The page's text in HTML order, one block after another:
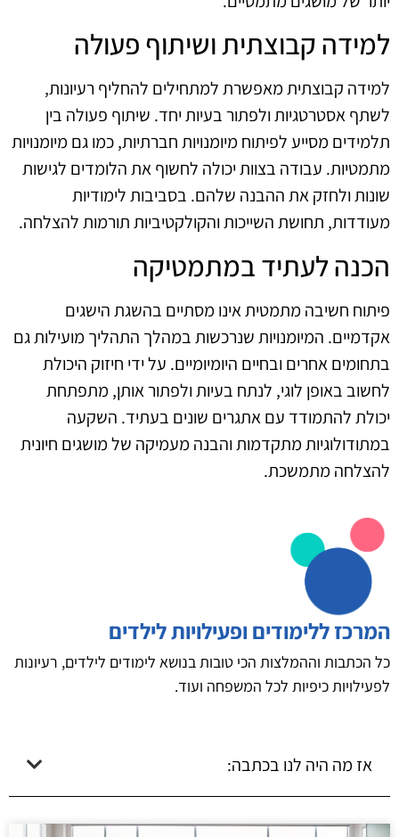
למידה קבוצתית ושיתוף פעולה
למידה קבוצתית מאפשרת למתחילים להחליף רעיונות,
לשתף אסטרטגיות ולפתור בעיות יחד. שיתוף פעולה בין
תלמידים מסייע לפיתוח מיומנויות חברתיות, כמו גם מיומנויות
מתמטיות. עבודה בצוות יכולה לחשוף את הלומדים לגישות
שונות ולחזק את ההבנה שלהם. בסביבות לימודיות
מעודדות, תחושת השייכות והקולקטיביות תורמות להצלחה.
הכנה לעתיד במתמטיקה
פיתוח חשיבה מתמטית אינו מסתיים בהשגת הישגים
אקדמיים. המיומנויות שנרכשות במהלך התהליך מועילות גם
בתחומים אחרים ובחיים היומיומיים. על ידי חיזוק היכולת
לחשוב באופן לוגי, לנתח בעיות ולפתור אותן, מתפתחת
יכולת להתמודד עם אתגרים שונים בעתיד. השקעה
במתודולוגיות מתקדמות והבנה מעמיקה של מושגים חיונית
להצלחה מתמשכת.
המרכז ללימודים ופעילויות לילדים
כל הכתבות וההמלצות הכי טובות בנושא לימודים לילדים, רעיונות
לפעילויות כיפיות לכל המשפחה ועוד.
אז מה היה לנו בכתבה: